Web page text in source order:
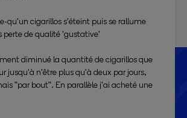
j'ai encore car j'ai encore besoin de voir
il me rassure, j'ai des comptes à rendre
avant mais j'avais peur de ne pas y
se faisant aider, ce n'est pas très difficile,
et de se l'imposer. Bon courage à
qu'un cigarillos s'éteint puis se rallume
perte de qualité 'gustative'
diminué la quantité de cigarillos que
jusqu'à n'être plus qu'à deux par jours,
"par bout". En parallèle j'ai acheté une
et prenais l'habitude de remplacer le
la e-cig.